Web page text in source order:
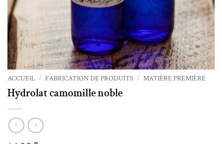
ACCUEIL / FABRICATION DE PRODUITS / MATIÈRE PREMIÈRE
Hydrolat camomille noble